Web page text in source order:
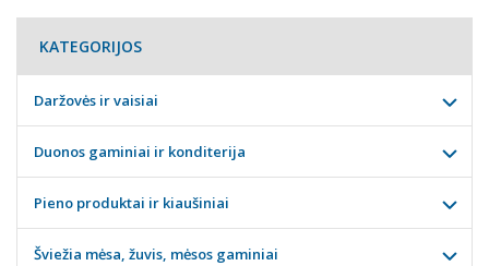
KATEGORIJOS
Daržovės ir vaisiai
Duonos gaminiai ir konditerija
Pieno produktai ir kiaušiniai
Šviežia mėsa, žuvis, mėsos gaminiai